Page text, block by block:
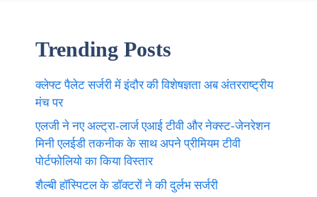
Trending Posts
क्लेफ्ट पैलेट सर्जरी में इंदौर की विशेषज्ञता अब अंतरराष्ट्रीय
मंच पर
एलजी ने नए अल्ट्रा-लार्ज एआई टीवी और नेक्स्ट-जेनरेशन
मिनी एलईडी तकनीक के साथ अपने प्रीमियम टीवी
पोर्टफोलियो का किया विस्तार
शैल्बी हॉस्पिटल के डॉक्टरों ने की दुर्लभ सर्जरी